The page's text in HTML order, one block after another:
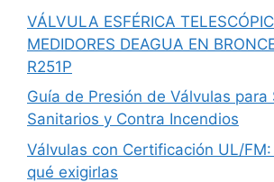
VÁLVULA ESFÉRICA
MEDIDORES DEAGUA EN
R251P
Guía de Presión de Válvulas para
Sanitarios y Contra Incendios
Válvulas con Certificación UL/
qué exigirlas